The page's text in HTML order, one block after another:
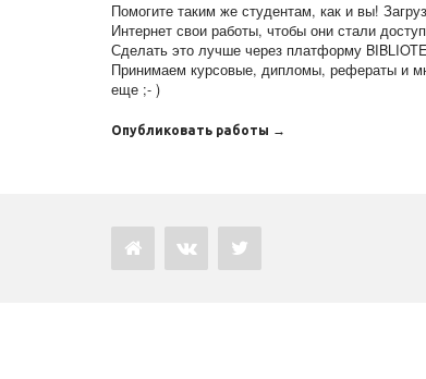
Помогите таким же студентам, как и вы!
Интернет свои работы, чтобы они стали
Сделать это лучше через платформу
Принимаем курсовые, дипломы, рефераты и
еще ;- )
Опубликовать работы →